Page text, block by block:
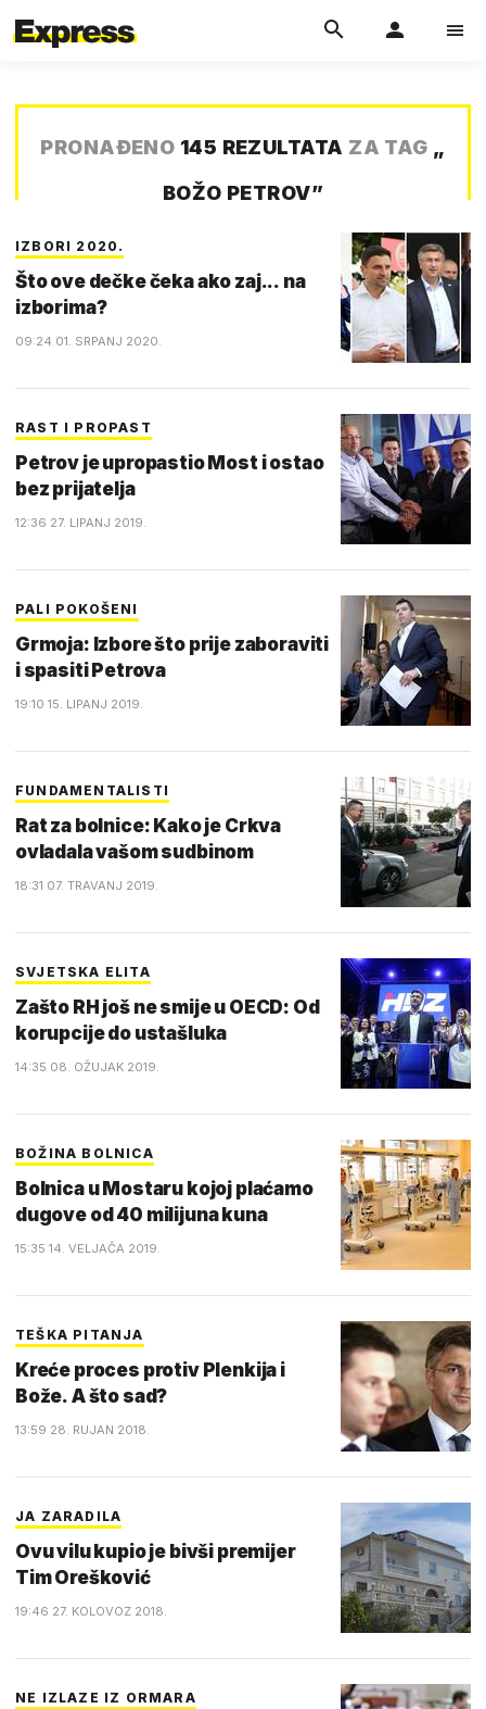
PRONAĐENO 145 REZULTATA ZA TAG „
BOŽO PETROV”
IZBORI 2020.
Što ove dečke čeka ako zaj... na
izborima?
09:24 01. SRPANJ 2020.
RAST I PROPAST
Petrov je upropastio Most i ostao
bez prijatelja
12:36 27. LIPANJ 2019.
PALI POKOŠENI
Grmoja: Izbore što prije zaboraviti
i spasiti Petrova
19:10 15. LIPANJ 2019.
FUNDAMENTALISTI
Rat za bolnice: Kako je Crkva
ovladala vašom sudbinom
18:31 07. TRAVANJ 2019.
SVJETSKA ELITA
Zašto RH još ne smije u OECD: Od
korupcije do ustašluka
14:35 08. OŽUJAK 2019.
BOŽINA BOLNICA
Bolnica u Mostaru kojoj plaćamo
dugove od 40 milijuna kuna
15:35 14. VELJAČA 2019.
TEŠKA PITANJA
Kreće proces protiv Plenkija i
Bože. A što sad?
13:59 28. RUJAN 2018.
JA ZARADILA
Ovu vilu kupio je bivši premijer
Tim Orešković
19:46 27. KOLOVOZ 2018.
NE IZLAZE IZ ORMARA